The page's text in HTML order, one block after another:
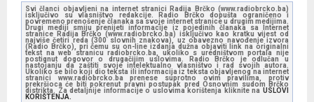
Svi članci objavljeni na internet stranici Radija Brčko (www.radiobrcko.ba)
isključivo su vlasništvo redakcije. Radio Brčko dopušta ograničeno i
povremeno prenošenje članaka sa svoje internet stranice u drugim medijima.
Drugi mediji smiju prenijeti informacije iz pojedinih članaka sa Internet
stranice Radija Brčko (www.radiobrcko.ba) isključivo kao kratku vijest od
najviše četiri reda (300 slovnih znakova), uz obavezno navođenje izvora
(Radio Brčko), pri čemu su on-line izdanja dužna objaviti link na originalni
tekst na web stranicu radiobrcko.ba, ukoliko s uredništvom portala nije
postignut dogovor o drugačijim uslovima. Radio Brčko je odlučan u
nastojanju da zaštiti svoje intelektualno vlasništvo i rad svojih autora.
Ukoliko se bilo koji dio teksta ili informacija iz teksta objavljenog na internet
stranici www.radiobrcko.ba prenese suprotno ovim pravilima, protiv
prekršioca će biti pokrenut pravni postupak pred Osnovnim sudom Brčko
distrikta. Za detaljnije informacije o uslovima korištenja kliknite na USLOVI
KORIŠTENJA.